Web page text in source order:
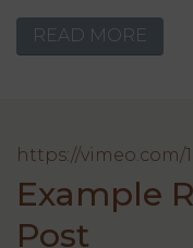
READ MORE
https://vimeo.com/
Example
Post